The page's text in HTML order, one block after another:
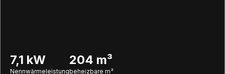
7,1 kW
Nennwärmeleistung
204 m³
beheizbare m³